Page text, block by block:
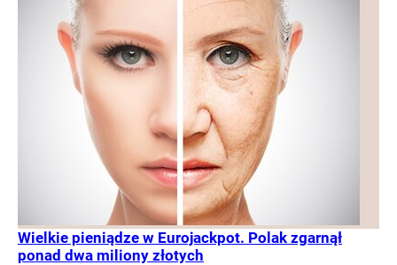
Wielkie pieniądze w Eurojackpot. Polak zgarnął
ponad dwa miliony złotych